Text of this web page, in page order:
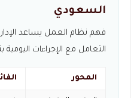
السعودي
التعامل مع الإجراءات اليومية
المحور